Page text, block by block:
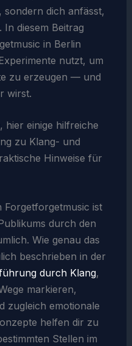
dich anfässt,
diesem Beitrag
in Berlin
nutzt, um
zu erzeugen — und
wirst.
hier einige hilfreiche
zu Klang- und
Hinweise für
Forgetforgetmusic ist
durch den
Wie genau das
beschrieben in der
durch Klang,
markieren,
zugleich emotionale
helfen dir zu
Stellen im